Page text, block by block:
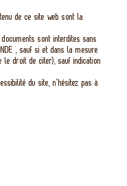
de ce site web sont la
sont interdites sans
, sauf si et dans la mesure
le droit de citer), sauf indication
du site, n’hésitez pas à